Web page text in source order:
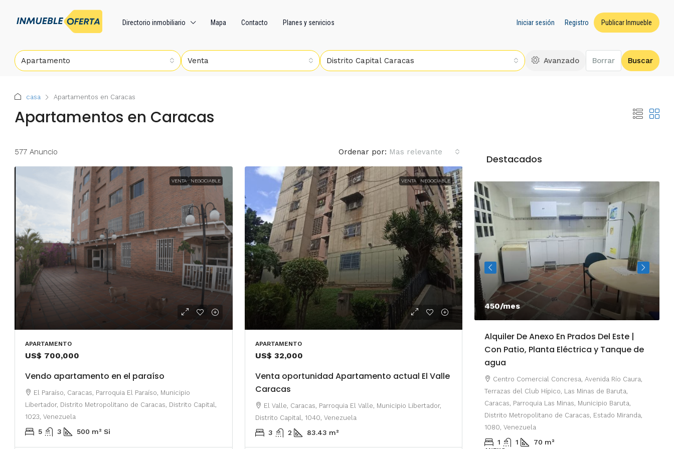
Directorio inmobiliario Mapa Contacto Planes y servicios Iniciar sesión Registro Publicar Inmueble
Apartamento Venta Distrito Capital Caracas Avanzado Borrar Buscar
casa Apartamentos en Caracas
Apartamentos en Caracas
577 Anuncio Ordenar por: Mas relevante
VENTA NEGOCIABLE
APARTAMENTO
US$ 700,000
Vendo apartamento en el paraíso
El Paraíso, Caracas, Parroquia El Paraíso, Municipio
Libertador, Distrito Metropolitano de Caracas, Distrito Capital,
1023, Venezuela
5 3 500 m² Si
VENTA NEGOCIABLE
APARTAMENTO
US$ 32,000
Venta oportunidad Apartamento actual El Valle
Caracas
El Valle, Caracas, Parroquia El Valle, Municipio Libertador,
Distrito Capital, 1040, Venezuela
3 2 83.43 m²
Destacados
Habitaciones, 2 Baños, Patio. Amoblado
Centro Comercial Concresa, Avenida Principal de
Prados del Este, Prados del Este, Sector: Prado del
Este, Caracas, Parroquia Nuestra Señora del Rosario,
Municipio Baruta, Distrito Metropolitano de Caracas,
Caracas | Con Planta y tanque
Este, Caracas, Parroquia Nuestra Señora del Rosario,
450/mes
Alquiler De Anexo En Prados Del Este |
Con Patio, Planta Eléctrica y Tanque de
agua
Centro Comercial Concresa, Avenida Río Caura,
Terrazas del Club Hípico, Las Minas de Baruta,
Caracas, Parroquia Las Minas, Municipio Baruta,
Distrito Metropolitano de Caracas, Estado Miranda,
1080, Venezuela
1 1 70 m²